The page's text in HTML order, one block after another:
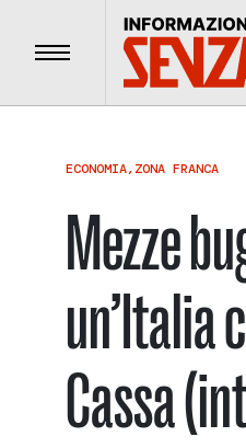
Menu
ECONOMIA,ZONA FRANCA
Mezze
un’Italia
Cassa